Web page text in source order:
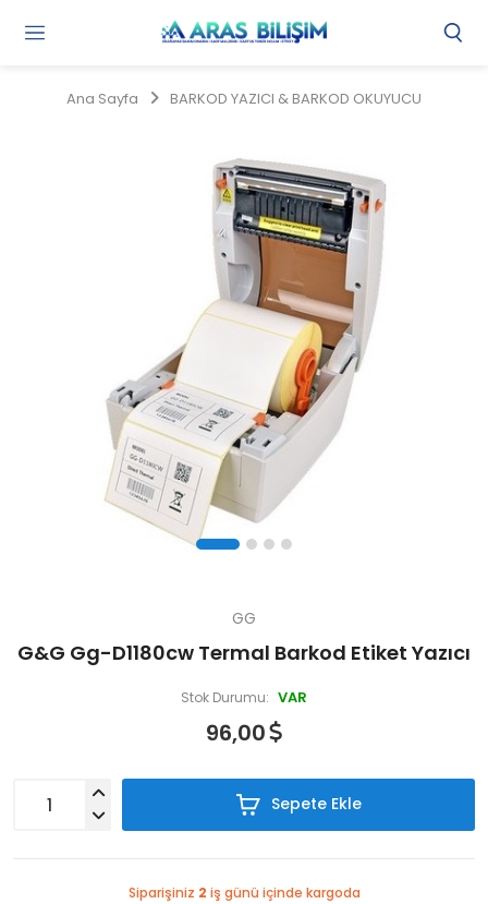
Ana Sayfa BARKOD YAZICI & BARKOD OKUYUCU
GG
G&G Gg-D1180cw Termal Barkod Etiket Yazıcı
Stok Durumu: VAR
96,00
Sepete Ekle
Siparişiniz 2 iş günü içinde kargoda